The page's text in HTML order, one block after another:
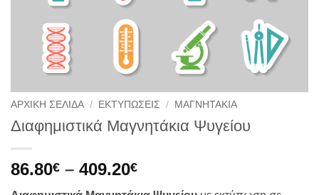
ΑΡΧΙΚΉ ΣΕΛΊΔΑ / ΕΚΤΥΠΩΣΕΙΣ / ΜΑΓΝΗΤΑΚΙΑ
Διαφημιστικά Μαγνητάκια Ψυγείου
86.80€ – 409.20€Price
range: